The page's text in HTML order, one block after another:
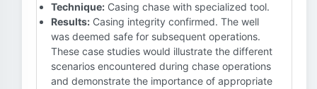
Technique: Casing chase with specialized tool.
Results: Casing integrity confirmed. The well
was deemed safe for subsequent operations.
These case studies would illustrate the different
scenarios encountered during chase operations
and demonstrate the importance of appropriate